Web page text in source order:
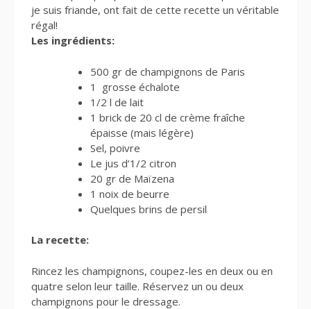
je suis friande, ont fait de cette recette un véritable
régal!
Les ingrédients:
500 gr de champignons de Paris
1 grosse échalote
1/2 l de lait
1 brick de 20 cl de crème fraîche
épaisse (mais légère)
Sel, poivre
Le jus d’1/2 citron
20 gr de Maïzena
1 noix de beurre
Quelques brins de persil
La recette:
Rincez les champignons, coupez-les en deux ou en
quatre selon leur taille. Réservez un ou deux
champignons pour le dressage.